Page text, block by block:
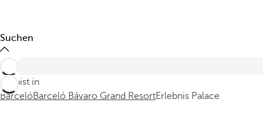
Suchen
Du bist in
BarcelóBarceló Bávaro Grand ResortErlebnis Palace